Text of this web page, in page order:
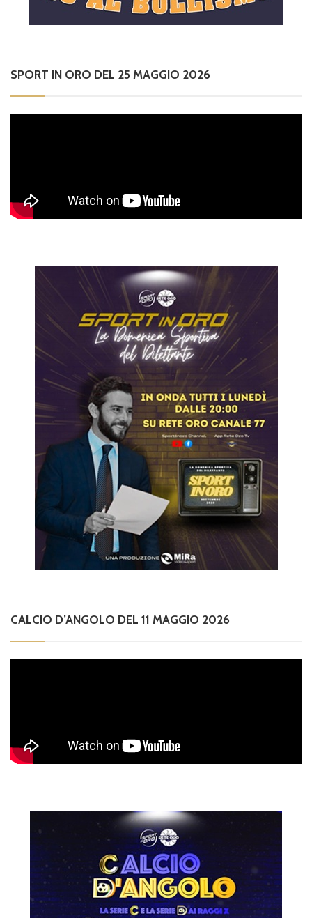
SPORT IN ORO DEL 25 MAGGIO 2026
CALCIO D’ANGOLO DEL 11 MAGGIO 2026